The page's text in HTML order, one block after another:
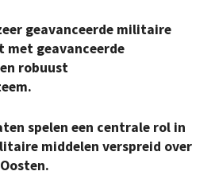
geavanceerde militaire
geavanceerde
robuust
spelen een centrale rol in
middelen verspreid over